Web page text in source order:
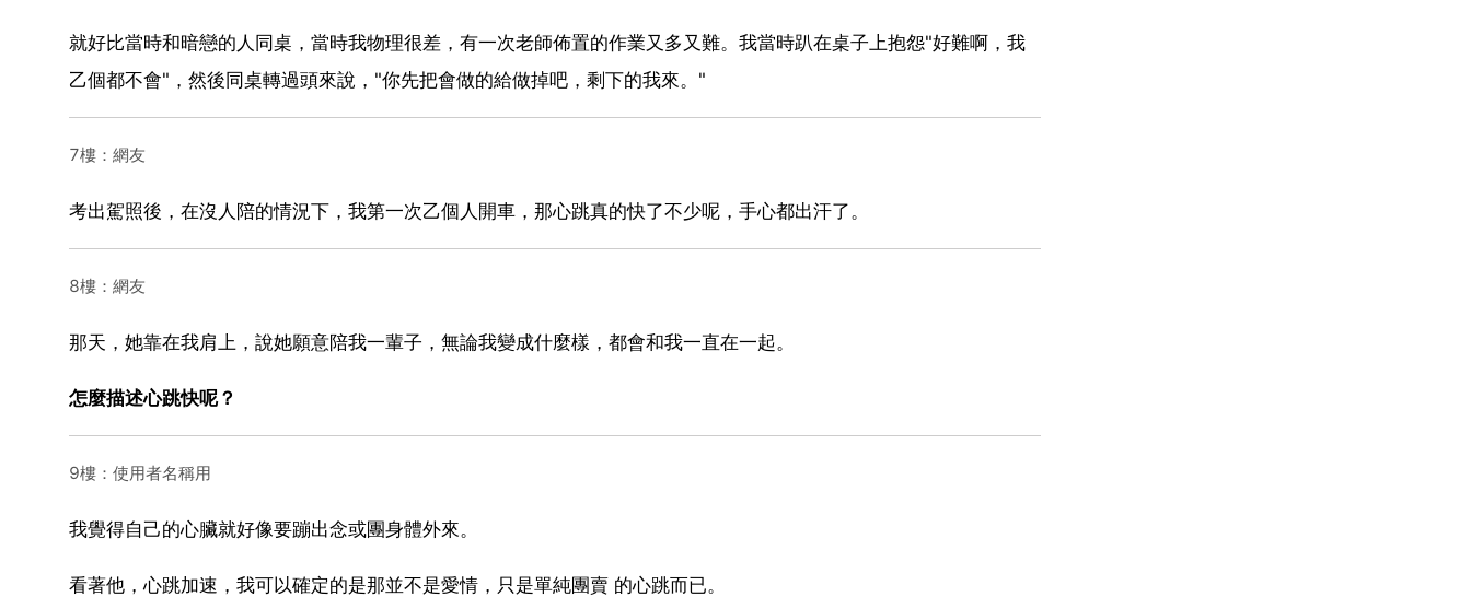
就好比當時和暗戀的人同桌，當時我物理很差，有一次老師佈置的作業又多又難。我當時趴在桌子上抱怨"好難啊，我
乙個都不會"，然後同桌轉過頭來說，"你先把會做的給做掉吧，剩下的我來。"
7樓：網友
考出駕照後，在沒人陪的情況下，我第一次乙個人開車，那心跳真的快了不少呢，手心都出汗了。
8樓：網友
那天，她靠在我肩上，說她願意陪我一輩子，無論我變成什麼樣，都會和我一直在一起。
怎麼描述心跳快呢？
9樓：使用者名稱用
我覺得自己的心臟就好像要蹦出念或團身體外來。
看著他，心跳加速，我可以確定的是那並不是愛情，只是單純團賣 的心跳而已。